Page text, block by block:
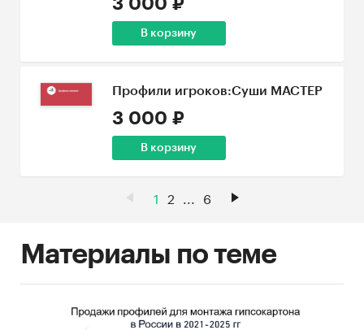
3 000 ₽
В корзину
Профили игроков:Суши МАСТЕР
3 000 ₽
В корзину
1 2 ... 6
Материалы по теме